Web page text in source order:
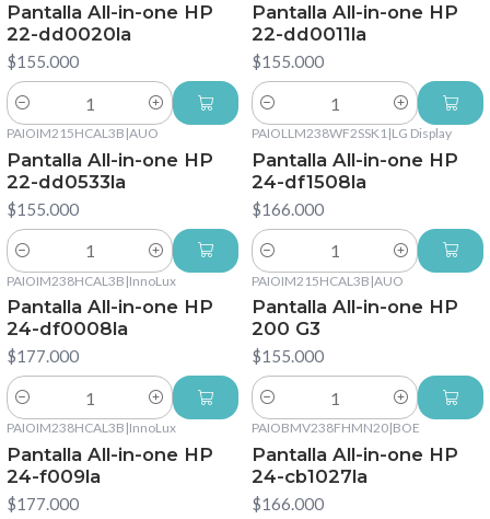
Pantalla All-in-one HP
22-dd0020la
$155.000
Cantidad
Pantalla All-in-one HP
22-dd0011la
$155.000
Cantidad
PAIOIM215HCAL3B |AUO
Pantalla All-in-one HP
22-dd0533la
$155.000
Cantidad
PAIOLLM238WF2SSK1|LG Display
Pantalla All-in-one HP
24-df1508la
$166.000
Cantidad
PAIOIM238HCAL3B |InnoLux
Pantalla All-in-one HP
24-df0008la
$177.000
Cantidad
PAIOIM215HCAL3B |AUO
Pantalla All-in-one HP
200 G3
$155.000
Cantidad
PAIOIM238HCAL3B |InnoLux
Pantalla All-in-one HP
24-f009la
$177.000
PAIOBMV238FHMN20|BOE
Pantalla All-in-one HP
24-cb1027la
$166.000